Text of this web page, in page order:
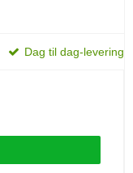
Dag til dag-levering